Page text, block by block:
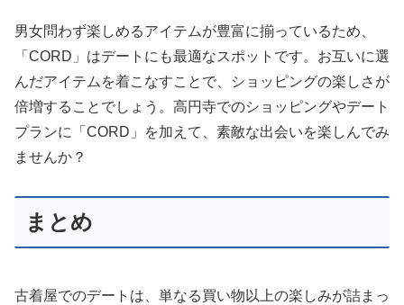
男女問わず楽しめるアイテムが豊富に揃っているため、
「CORD」はデートにも最適なスポットです。お互いに選
んだアイテムを着こなすことで、ショッピングの楽しさが
倍増することでしょう。高円寺でのショッピングやデート
プランに「CORD」を加えて、素敵な出会いを楽しんでみ
ませんか？
まとめ
古着屋でのデートは、単なる買い物以上の楽しみが詰まっ